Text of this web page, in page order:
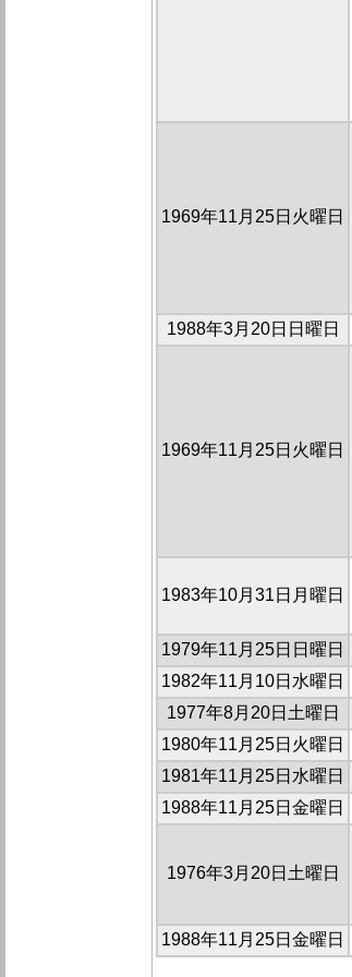
1969年11月25日火曜日
1988年3月20日日曜日
1969年11月25日火曜日
1983年10月31日月曜日
1979年11月25日日曜日
1982年11月10日水曜日
1977年8月20日土曜日
1980年11月25日火曜日
1981年11月25日水曜日
1988年11月25日金曜日
1976年3月20日土曜日
1988年11月25日金曜日